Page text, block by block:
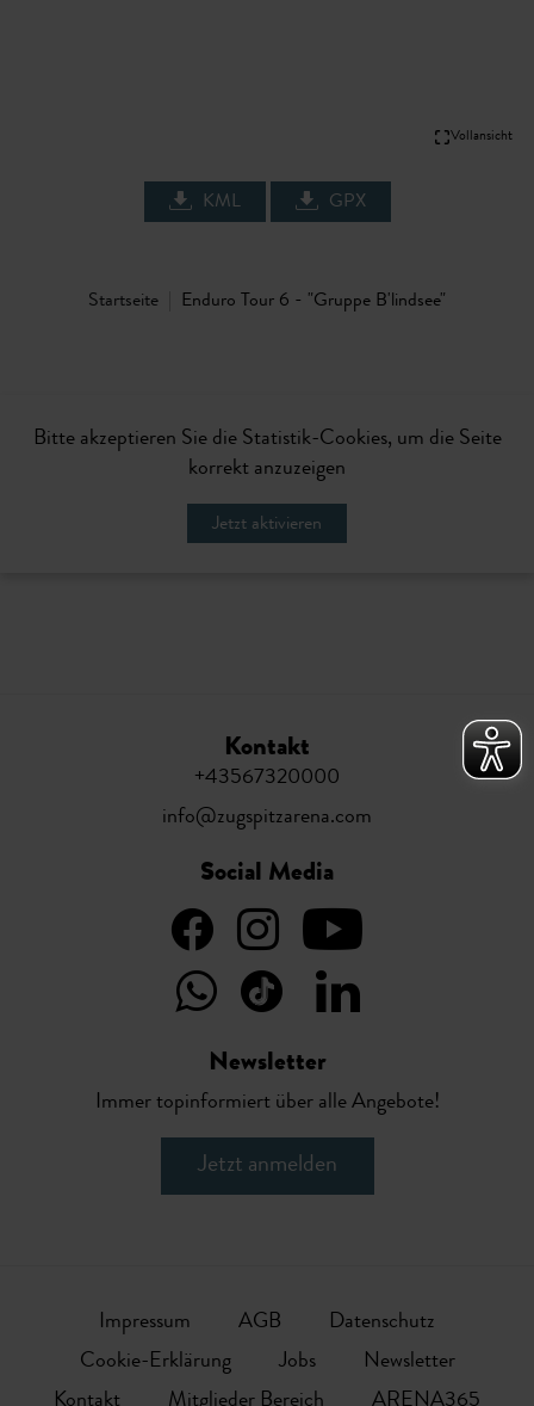
Vollansicht
KML GPX
Startseite Enduro Tour 6 - "Gruppe B'lindsee"
Bitte akzeptieren Sie die Statistik-Cookies, um die Seite
korrekt anzuzeigen
Jetzt aktivieren
Kontakt
+43567320000
info@zugspitzarena.com
Social Media
Newsletter
Immer topinformiert über alle Angebote!
Jetzt anmelden
Impressum AGB
Datenschutz
Cookie-Erklärung
Jobs
Newsletter
Kontakt
Mitglieder Bereich ARENA365